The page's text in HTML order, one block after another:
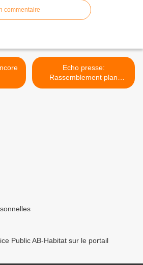
commentaire
Echo presse:
Rassemblement plan
Urgence Logement >
Public AB-Habitat sur le portail